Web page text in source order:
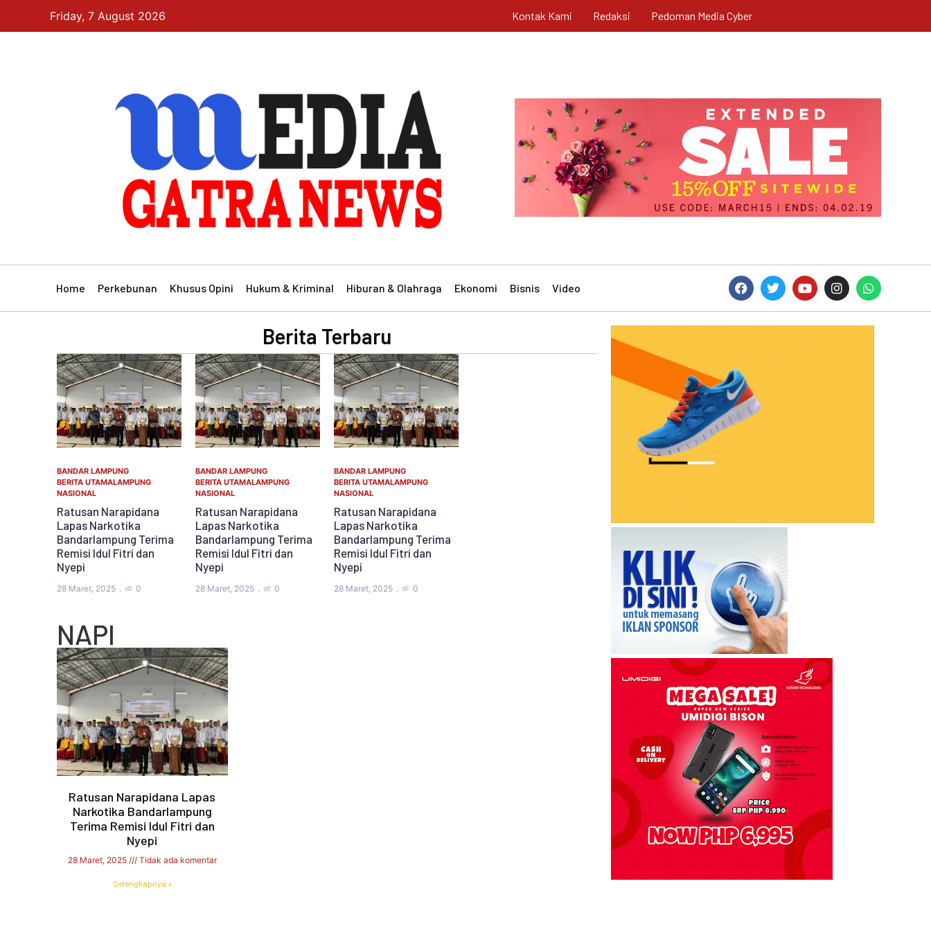
Friday, 7 August 2026 Kontak Kami Redaksi Pedoman Media Cyber
Home Perkebunan Khusus Opini Hukum & Kriminal Hiburan & Olahraga Ekonomi Bisnis Video
Berita Terbaru
BANDAR LAMPUNG
BERITA UTAMALAMPUNG
NASIONAL
Ratusan Narapidana
Lapas Narkotika
Bandarlampung Terima
Remisi Idul Fitri dan
Nyepi
28 Maret, 2025 0
BANDAR LAMPUNG
BERITA UTAMALAMPUNG
NASIONAL
Ratusan Narapidana
Lapas Narkotika
Bandarlampung Terima
Remisi Idul Fitri dan
Nyepi
28 Maret, 2025 0
BANDAR LAMPUNG
BERITA UTAMALAMPUNG
NASIONAL
Ratusan Narapidana
Lapas Narkotika
Bandarlampung Terima
Remisi Idul Fitri dan
Nyepi
28 Maret, 2025 0
NAPI
Ratusan Narapidana Lapas
Narkotika Bandarlampung
Terima Remisi Idul Fitri dan
Nyepi
28 Maret, 2025 Tidak ada komentar
Selengkapnya »